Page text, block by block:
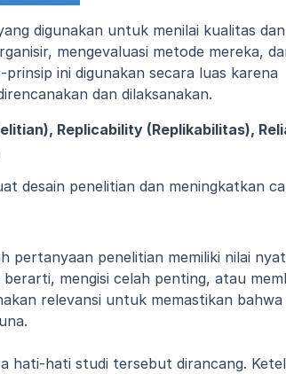
digunakan untuk menilai kualitas
mengevaluasi metode mereka,
ini digunakan secara luas karena
dan dilaksanakan.
Replicability (Replikabilitas),
desain penelitian dan meningkatkan
pertanyaan penelitian memiliki nilai
mengisi celah penting, atau
relevansi untuk memastikan bahwa
hati-hati studi tersebut dirancang.